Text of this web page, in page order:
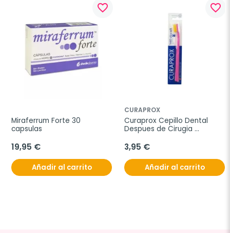
favorite_border
Miraferrum Forte 30
capsulas
19,95 €
Añadir al carrito
favorite_border
CURAPROX
Curaprox Cepillo Dental
Despues de Cirugia
3,95 €
Añadir al carrito